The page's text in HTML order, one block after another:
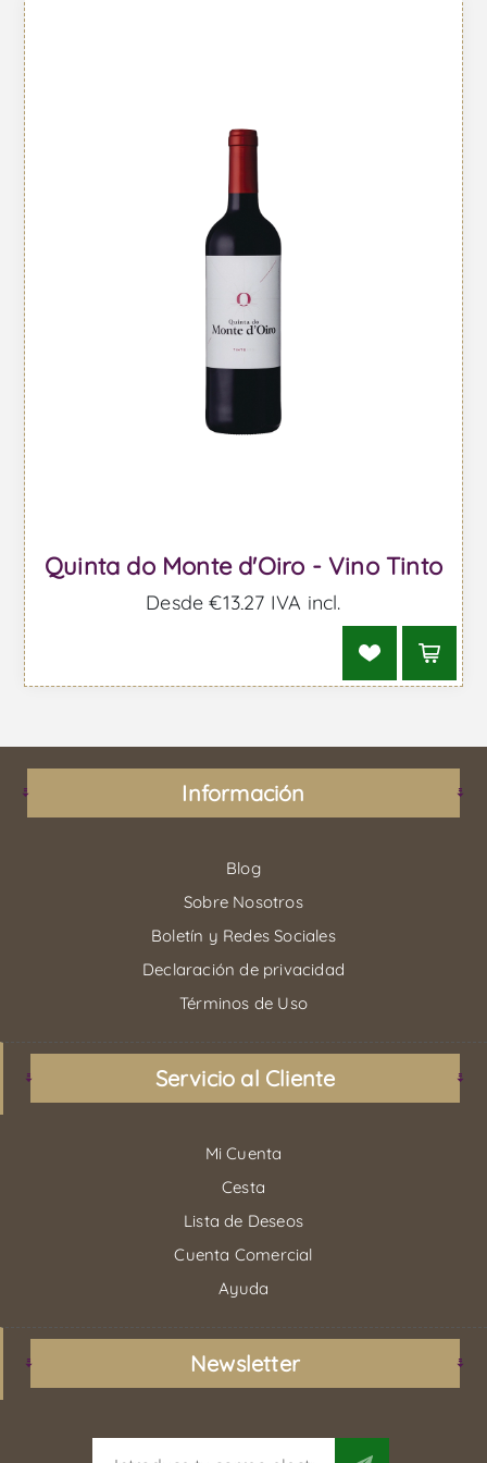
Quinta do Monte d'Oiro - Vino Tinto
Desde €13,27 IVA incl.
Información
Blog
Sobre Nosotros
Boletín y Redes Sociales
Declaración de privacidad
Términos de Uso
Servicio al Cliente
Mi Cuenta
Cesta
Lista de Deseos
Cuenta Comercial
Ayuda
Newsletter